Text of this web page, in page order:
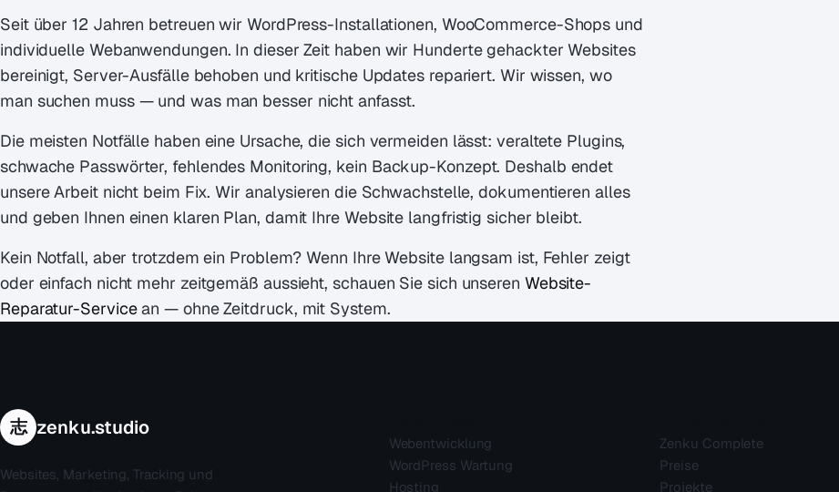
Seit über 12 Jahren betreuen wir WordPress-Installationen, WooCommerce-Shops und
individuelle Webanwendungen. In dieser Zeit haben wir Hunderte gehackter Websites
bereinigt, Server-Ausfälle behoben und kritische Updates repariert. Wir wissen, wo
man suchen muss — und was man besser nicht anfasst.
Die meisten Notfälle haben eine Ursache, die sich vermeiden lässt: veraltete Plugins,
schwache Passwörter, fehlendes Monitoring, kein Backup-Konzept. Deshalb endet
unsere Arbeit nicht beim Fix. Wir analysieren die Schwachstelle, dokumentieren alles
und geben Ihnen einen klaren Plan, damit Ihre Website langfristig sicher bleibt.
Kein Notfall, aber trotzdem ein Problem? Wenn Ihre Website langsam ist, Fehler zeigt
oder einfach nicht mehr zeitgemäß aussieht, schauen Sie sich unseren Website-
Reparatur-Servicean — ohne Zeitdruck, mit System.
志 zenku.studio
Websites, Marketing, Tracking und
Webentwicklung
WordPress Wartung
Hosting
Zenku Complete
Preise
Projekte